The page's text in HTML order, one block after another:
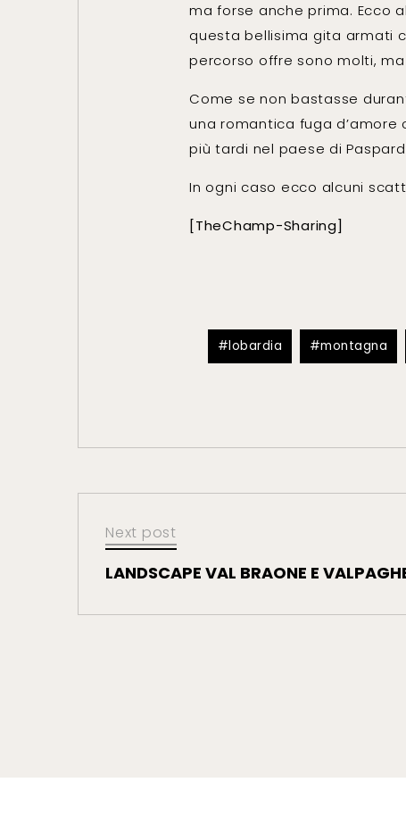
ma forse anche prima. Ecco
questa bellisima gita armati
percorso offre sono molti,
Come se non bastasse
una romantica fuga d’amore
più tardi nel paese di
In ogni caso ecco alcuni
[TheChamp-Sharing]
lobardia montagna
Next post
LANDSCAPE VAL BRAONE E